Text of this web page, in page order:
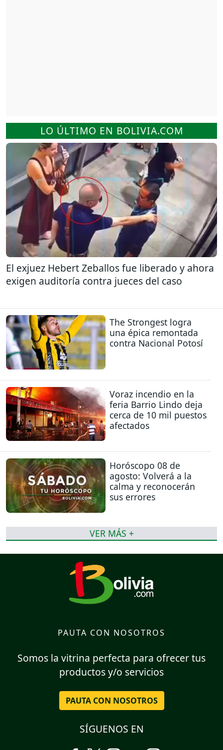
LO ÚLTIMO EN BOLIVIA.COM
El exjuez Hebert Zeballos fue liberado y ahora
exigen auditoría contra jueces del caso
The Strongest logra
una épica remontada
contra Nacional Potosí
Voraz incendio en la
feria Barrio Lindo deja
cerca de 10 mil puestos
afectados
Horóscopo 08 de
agosto: Volverá a la
calma y reconocerán
sus errores
VER MÁS +
PAUTA CON NOSOTROS
Somos la vitrina perfecta para ofrecer tus
productos y/o servicios
PAUTA CON NOSOTROS
SÍGUENOS EN